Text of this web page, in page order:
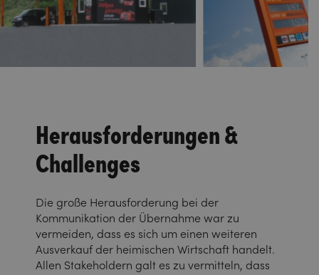
Herausforderungen &
Challenges
Die große Herausforderung bei der
Kommunikation der Übernahme war zu
vermeiden, dass es sich um einen weiteren
Ausverkauf der heimischen Wirtschaft handelt.
Allen Stakeholdern galt es zu vermitteln, dass